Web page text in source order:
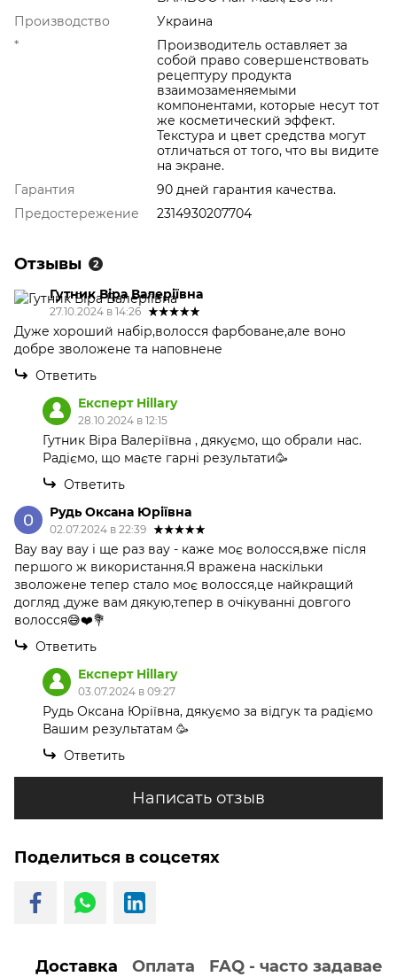
Производство
Украина
*
Производитель оставляет за
собой право совершенствовать
рецептуру продукта
взаимозаменяемыми
компонентами, которые несут тот
же косметический эффект.
Текстура и цвет средства могут
отличаться от того, что вы видите
на экране.
Гарантия
90 дней гарантия качества.
Предостережение
2314930207704
Отзывы 2
Гутник Віра Валеріївна
27.10.2024 в 14:26
Дуже хороший набір,волосся фарбоване,але воно
добре зволожене та наповнене
Ответить
Експерт Hillary
28.10.2024 в 12:15
Гутник Віра Валеріївна , дякуємо, що обрали нас.
Радіємо, що маєте гарні результати🥳
Ответить
Рудь Оксана Юріївна
02.07.2024 в 22:39
Вау вау вау і ще раз вау - каже моє волосся,вже після
першого ж використання.Я вражена наскільки
зволожене тепер стало моє волосся,це найкращий
догляд ,дуже вам дякую,тепер в очікуванні довгого
волосся😅❤️💐
Ответить
Експерт Hillary
03.07.2024 в 09:27
Рудь Оксана Юріївна, дякуємо за відгук та радіємо
Вашим результатам 🥳
Ответить
Написать отзыв
Поделиться в соцсетях
Доставка Оплата FAQ - часто